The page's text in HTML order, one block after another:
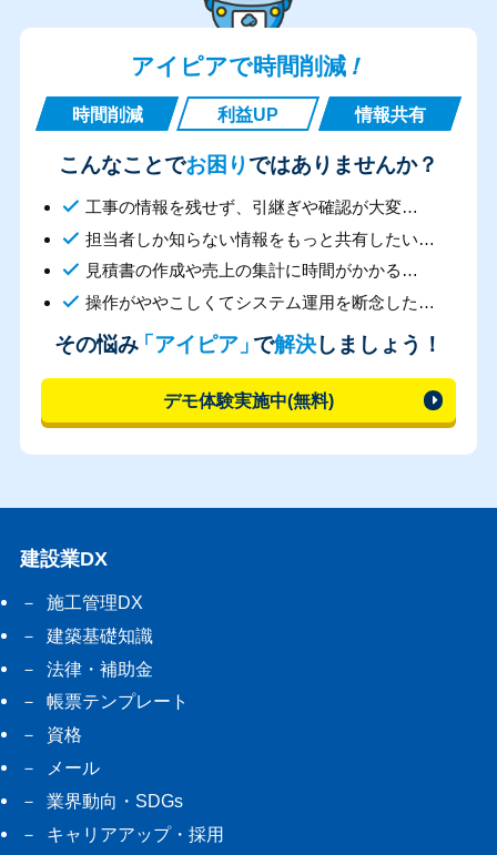
アイピアで時間削減！
時間削減 利益UP 情報共有
こんなことでお困りではありませんか？
工事の情報を残せず、引継ぎや確認が大変…
担当者しか知らない情報をもっと共有したい…
見積書の作成や売上の集計に時間がかかる…
操作がややこしくてシステム運用を断念した…
その悩み「アイピア」で解決しましょう！
デモ体験実施中(無料)
建設業DX
施工管理DX
建築基礎知識
法律・補助金
帳票テンプレート
資格
メール
業界動向・SDGs
キャリアアップ・採用